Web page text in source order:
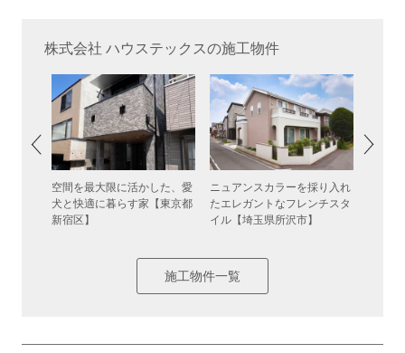
株式会社 ハウステックスの施工物件
空間を最大限に活かした、愛
犬と快適に暮らす家【東京都
新宿区】
ニュアンスカラーを採り入れ
たエレガントなフレンチスタ
イル【埼玉県所沢市】
施工物件一覧